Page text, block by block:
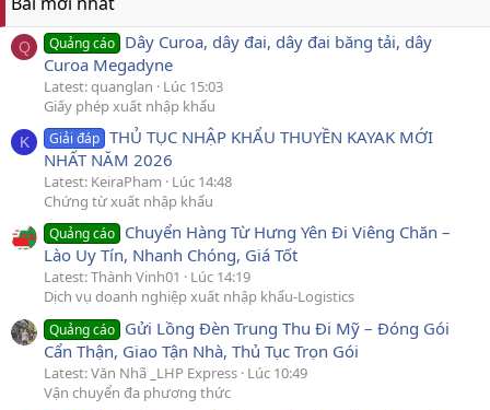
Q Quảng cáo Dây Curoa, dây đai, dây đai băng tải, dây
Curoa Megadyne
Latest: quanglan
Lúc 15:03
Giấy phép xuất nhập khẩu
K Giải đáp THỦ TỤC NHẬP KHẨU THUYỀN KAYAK MỚI
NHẤT NĂM 2026
Latest: KeiraPham
Lúc 14:48
Chứng từ xuất nhập khẩu
Quảng cáo Chuyển Hàng Từ Hưng Yên Đi Viêng Chăn –
Lào Uy Tín, Nhanh Chóng, Giá Tốt
Latest: Thành Vinh01
Lúc 14:19
Dịch vụ doanh nghiệp xuất nhập khẩu-Logistics
Quảng cáo Gửi Lồng Đèn Trung Thu Đi Mỹ – Đóng Gói
Cẩn Thận, Giao Tận Nhà, Thủ Tục Trọn Gói
Latest: Văn Nhã _LHP Express Lúc 10:49
Vận chuyển đa phương thức